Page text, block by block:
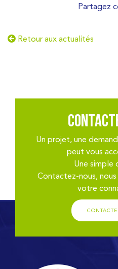
Partagez
Retour aux actualités
Un projet, une
peut vous
Une simple
Contactez-nous,
votre